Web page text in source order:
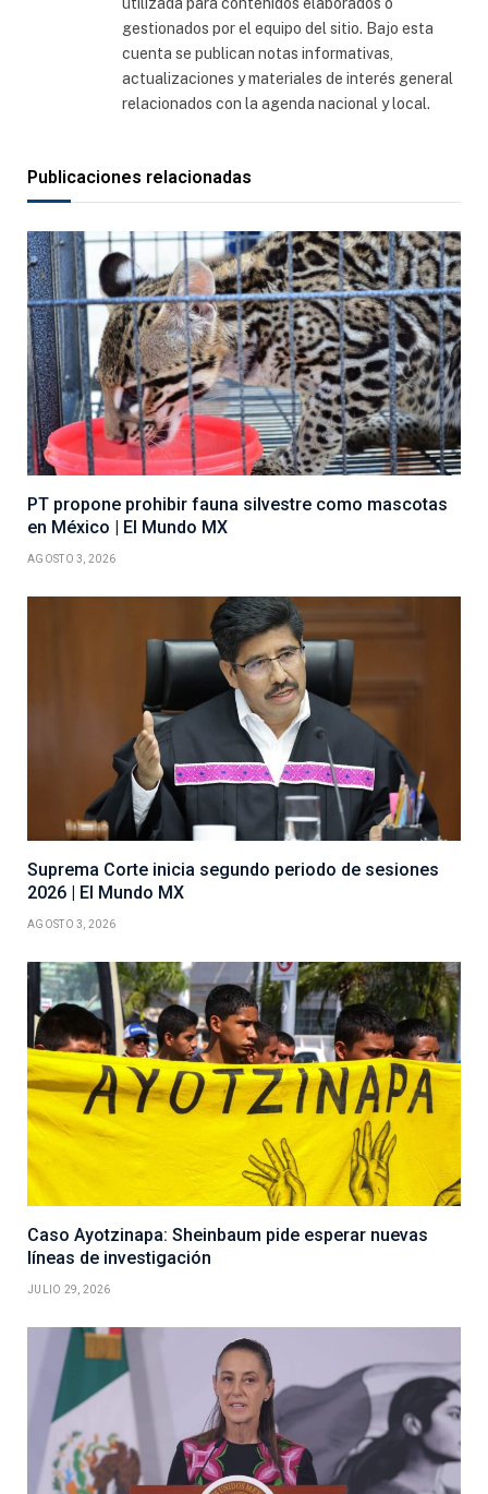
gestionados por el equipo del sitio. Bajo esta
cuenta se publican notas informativas,
actualizaciones y materiales de interés general
relacionados con la agenda nacional y local.
Publicaciones relacionadas
PT propone prohibir fauna silvestre como mascotas
en México | El Mundo MX
AGOSTO 3, 2026
Suprema Corte inicia segundo periodo de sesiones
2026 | El Mundo MX
AGOSTO 3, 2026
Caso Ayotzinapa: Sheinbaum pide esperar nuevas
líneas de investigación
JULIO 29, 2026